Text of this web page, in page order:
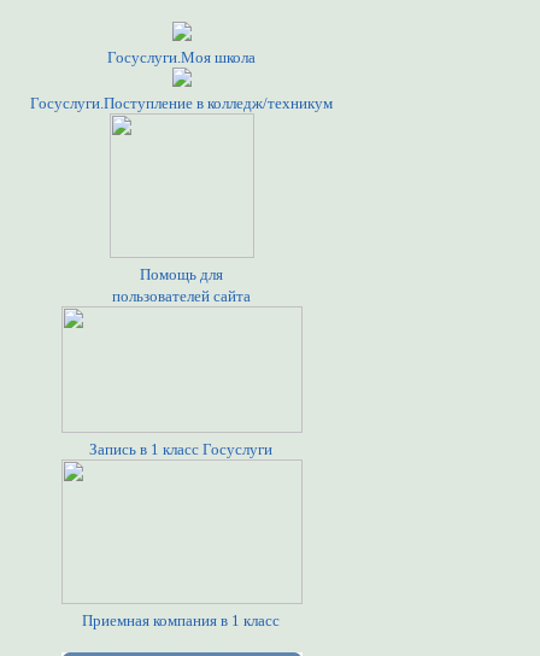
Госуслуги.Моя школа
Госуслуги.Поступление в колледж/техникум
Помощь для
пользователей сайта
Запись в 1 класс Госуслуги
Приемная компания в 1 класс